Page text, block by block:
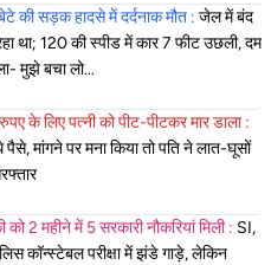
की सड़क हादसे में दर्दनाक मौत : जेल में बंद
था; 120 की स्पीड में कार 7 फीट उछली, दम
मुझे बचा लो...
के लिए पत्नी को पीट-पीटकर मार डाला :
पैसे, मांगने पर मना किया तो पति ने लात-घूसों
2 महीने में 5 सरकारी नौकरियां मिली : SI,
कॉन्स्टेबल परीक्षा में झंडे गाड़े, लेकिन